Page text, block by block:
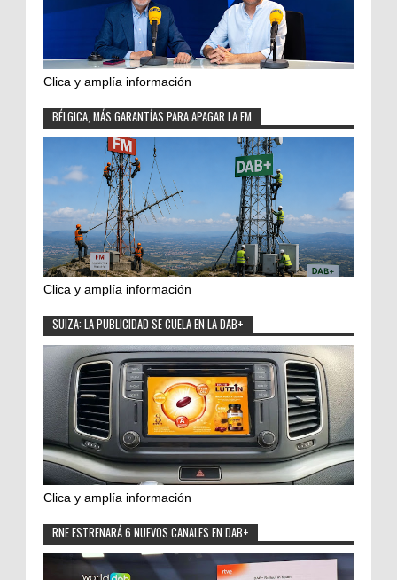
Clica y amplía información
BÉLGICA, MÁS GARANTÍAS PARA APAGAR LA FM
Clica y amplía información
SUIZA: LA PUBLICIDAD SE CUELA EN LA DAB+
Clica y amplía información
RNE ESTRENARÁ 6 NUEVOS CANALES EN DAB+